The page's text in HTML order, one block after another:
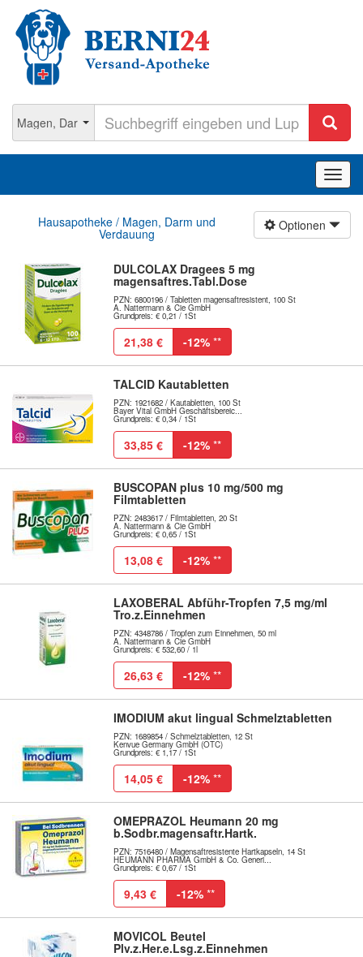
ein-/
Optionen
Hausapotheke / Magen, Darm und
Verdauung
DULCOLAX Dragees 5 mg
magensaftres.Tabl.Dose
PZN: 6800196 / Tabletten magensaftresistent, 100 St
A. Nattermann & Cie GmbH
Grundpreis: € 0,21 / 1St
21,38 € -12% **
TALCID Kautabletten
PZN: 1921682 / Kautabletten, 100 St
Bayer Vital GmbH Geschäftsbereic...
Grundpreis: € 0,34 / 1St
33,85 € -12% **
BUSCOPAN plus 10 mg/500 mg
Filmtabletten
PZN: 2483617 / Filmtabletten, 20 St
A. Nattermann & Cie GmbH
Grundpreis: € 0,65 / 1St
13,08 € -12% **
LAXOBERAL Abführ-Tropfen 7,5 mg/ml
Tro.z.Einnehmen
PZN: 4348786 / Tropfen zum Einnehmen, 50 ml
A. Nattermann & Cie GmbH
Grundpreis: € 532,60 / 1l
26,63 € -12% **
IMODIUM akut lingual Schmelztabletten
PZN: 1689854 / Schmelztabletten, 12 St
Kenvue Germany GmbH (OTC)
Grundpreis: € 1,17 / 1St
14,05 € -12% **
OMEPRAZOL Heumann 20 mg
b.Sodbr.magensaftr.Hartk.
PZN: 7516480 / Magensaftresistente Hartkapseln, 14 St
HEUMANN PHARMA GmbH & Co. Generi...
Grundpreis: € 0,67 / 1St
9,43 € -12% **
MOVICOL Beutel
Plv.z.Her.e.Lsg.z.Einnehmen